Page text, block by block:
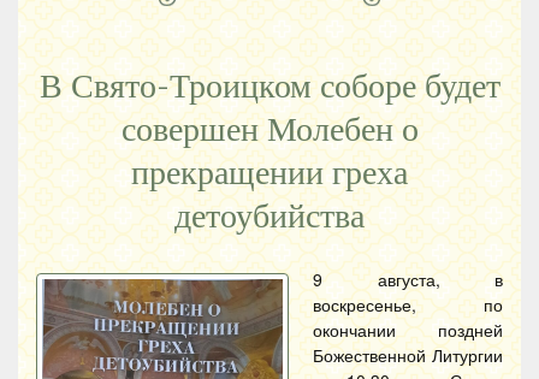
В Свято-Троицком соборе будет
совершен Молебен о
прекращении греха
детоубийства
9 августа, в
воскресенье, по
окончании поздней
Божественной Литургии